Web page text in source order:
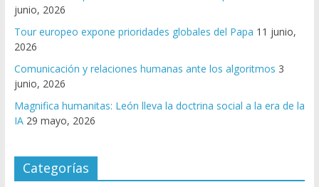
junio, 2026
Tour europeo expone prioridades globales del Papa 11 junio,
2026
Comunicación y relaciones humanas ante los algoritmos 3
junio, 2026
Magnifica humanitas: León lleva la doctrina social a la era de la
IA 29 mayo, 2026
Categorías